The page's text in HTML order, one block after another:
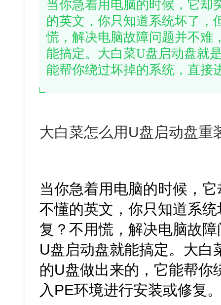
当你急着用电脑的时候，它却
的英文，你只知道系统坏了，
慌，解决电脑故障问题并不难
能搞定。大白菜U盘启动盘就
能帮你绕过坏掉的系统，直接
大白菜怎么用U盘启动盘重
当你急着用电脑的时候，
不懂的英文，你只知道系
复？不用慌，解决电脑故
U盘启动盘就能搞定。大白
的U盘做出来的，它能帮你
入PE环境进行安装或修复